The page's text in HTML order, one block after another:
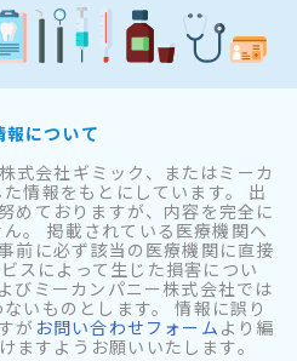
報について
式会社ギミック、またはミーカ
情報をもとにしています。 出
めておりますが、内容を完全に
。 掲載されている医療機関へ
前に必ず該当の医療機関に直接
スによって生じた損害につい
びミーカンパニー株式会社では
いものとします。 情報に誤り
が お問い合わせフォーム より編
ますようお願いいたします。